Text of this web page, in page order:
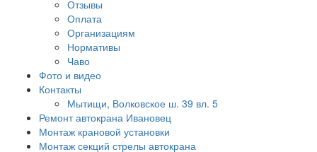
Отзывы
Оплата
Организациям
Нормативы
Чаво
Фото и видео
Контакты
Мытищи, Волковское ш. 39 вл. 5
Ремонт автокрана Ивановец
Монтаж крановой установки
Монтаж секций стрелы автокрана